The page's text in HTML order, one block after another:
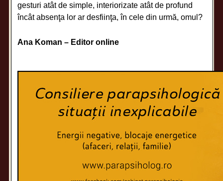
gesturi atât de simple, interiorizate atât de profund
încât absenţa lor ar desfiinţa, în cele din urmă, omul?
Ana Koman – Editor online